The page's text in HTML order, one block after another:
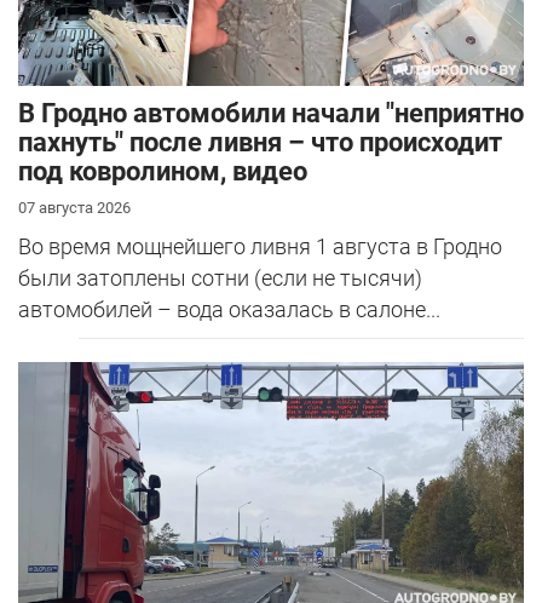
В Гродно автомобили начали "неприятно
пахнуть" после ливня – что происходит
под ковролином, видео
07 августа 2026
Во время мощнейшего ливня 1 августа в Гродно
были затоплены сотни (если не тысячи)
автомобилей – вода оказалась в салоне...